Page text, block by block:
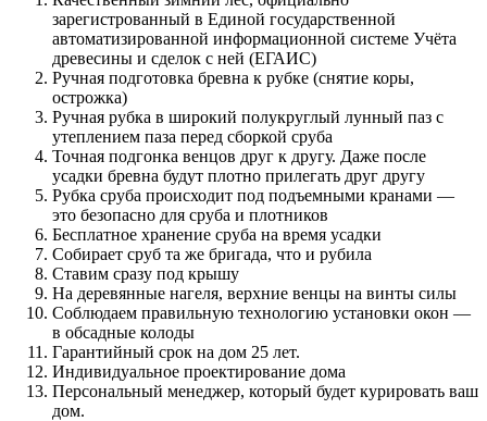
зарегистрованный в Единой государственной
автоматизированной информационной системе Учёта
древесины и сделок с ней (ЕГАИС)
Ручная подготовка бревна к рубке (снятие коры,
острожка)
Ручная рубка в широкий полукруглый лунный паз с
утеплением паза перед сборкой сруба
Точная подгонка венцов друг к другу. Даже после
усадки бревна будут плотно прилегать друг другу
Рубка сруба происходит под подъемными кранами —
это безопасно для сруба и плотников
Бесплатное хранение сруба на время усадки
Собирает сруб та же бригада, что и рубила
Ставим сразу под крышу
На деревянные нагеля, верхние венцы на винты силы
Соблюдаем правильную технологию установки окон —
в обсадные колоды
Гарантийный срок на дом 25 лет.
Индивидуальное проектирование дома
Персональный менеджер, который будет курировать ваш
дом.